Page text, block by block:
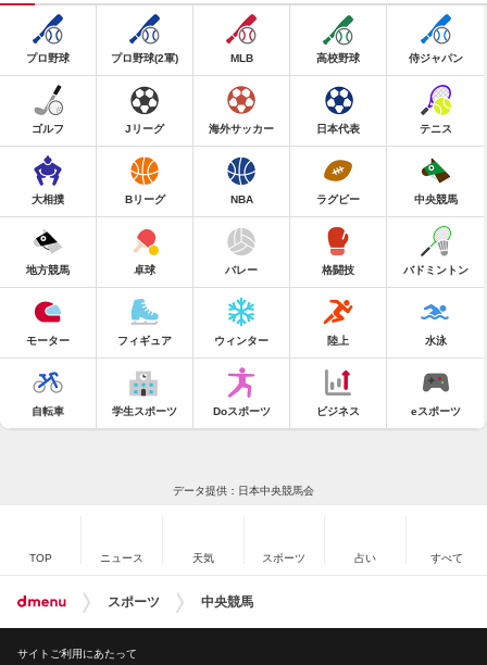
プロ野球 プロ野球(2軍) MLB 高校野球 侍ジャパン
ゴルフ Jリーグ 海外サッカー 日本代表 テニス
大相撲 Bリーグ NBA ラグビー 中央競馬
地方競馬 卓球 バレー 格闘技 バドミントン
モーター フィギュア ウィンター 陸上 水泳
自転車 学生スポーツ Doスポーツ ビジネス eスポーツ
データ提供：日本中央競馬会
TOP ニュース 天気 スポーツ 占い すべて
スポーツ 中央競馬
サイトご利用にあたって